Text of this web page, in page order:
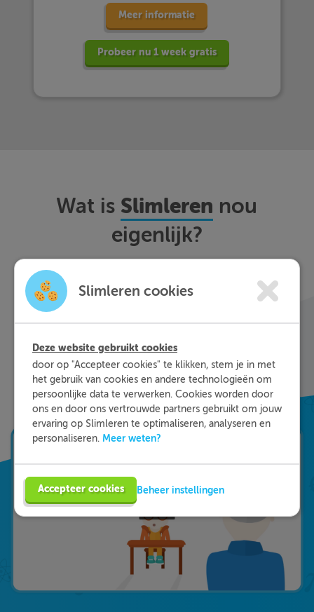
Meer informatie
Probeer nu 1 week gratis
Wat is Slimleren nou
eigenlijk?
Met Slimleren oefen je online voor de vakken
waar je nog wat moeite mee hebt, waar en
wanneer je maar wilt. Theorie-uitleg, video-
ieder fout gegeven antwoord direct een heldere
uitleg hoe je de vraag het beste kunt oplossen.
Zo leer je sneller en effectiever; dat is pas
Slimleren!
Slimleren cookies
Deze website gebruikt cookies
door op "Accepteer cookies" te klikken, stem je in met
het gebruik van cookies en andere technologieën om
persoonlijke data te verwerken. Cookies worden door
ons en door ons vertrouwde partners gebruikt om jouw
ervaring op Slimleren te optimaliseren, analyseren en
personaliseren. Meer weten?
Accepteer cookies Beheer instellingen